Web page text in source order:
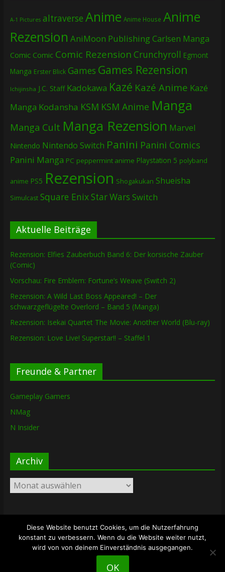
A-1 Pictures altraverse Anime Anime House Anime
Rezension AniMoon PublishingCarlsen Manga
Comic Comic Comic Rezension Crunchyroll Egmont
Manga Erster Blick Games Games Rezension
Ichijinsha J.C. Staff Kadokawa Kazé Kazé Anime Kazé
Manga Kodansha KSM KSM Anime Manga
Manga Cult Manga Rezension Marvel
Nintendo Nintendo Switch Panini Panini Comics
Panini Manga PC peppermint anime Playstation 5 polyband
anime PS5 Rezension Shogakukan Shueisha
Simulcast Square EnixStar Wars Switch
Aktuelle Beiträge
Rezension: Elfies Zauberbuch Band 6: Der korsische Zauber
(Comic)
Vorschau: Fire Emblem: Fortune’s Weave (Switch 2)
Rezension: A Wild Last Boss Appeared! – Der
schwarzgeflügelte Overlord – Band 5 (Manga)
Rezension: Isekai Quartet The Movie: Another World (Blu-ray)
Rezension: Love Live! Superstar!! – Staffel 1
Freunde & Partner
Gameplay Gamers
NMag
N Insider
Archiv
Archiv
Copyright © 2026The Lost Dungeon. Alle Rechte vorbehalten.
Theme: ColorMag vonThemeGrill. Bereitgestellt von
WordPress
Diese Website benutzt Cookies, um die Nutzerfahrung
konstant zu verbessern. Wenn du die Website weiter nutzt,
wird von von deinem Einverständnis ausgegangen.
OK